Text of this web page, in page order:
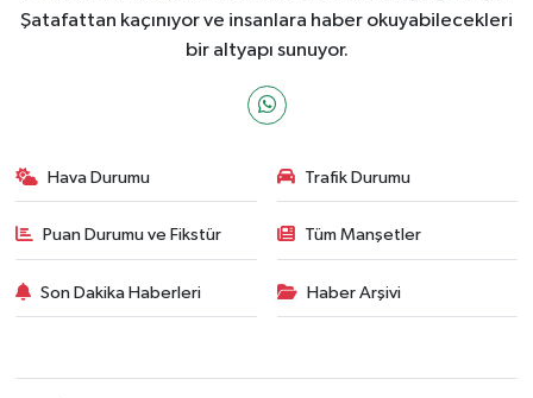
Şatafattan kaçınıyor ve insanlara haber okuyabilecekleri
bir altyapı sunuyor.
Hava Durumu Trafik Durumu
Puan Durumu ve Fikstür Tüm Manşetler
Son Dakika Haberleri Haber Arşivi